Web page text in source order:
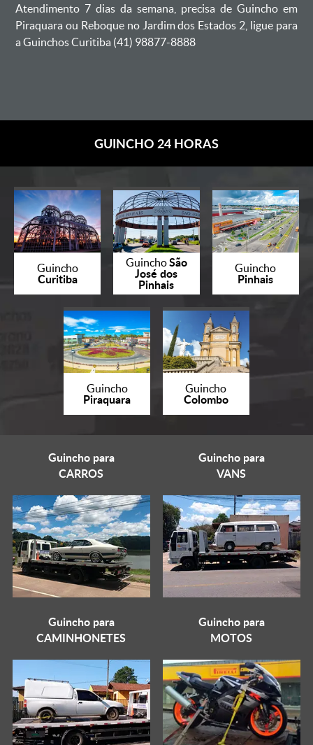
Atendimento 7 dias da semana, precisa de Guincho em
Piraquara ou Reboque no Jardim dos Estados 2, ligue para
a Guinchos Curitiba (41) 98877-8888
GUINCHO 24 HORAS
Guincho
Curitiba
GuinchoSão
José dos
Pinhais
Guincho
Pinhais
Guincho
Piraquara
Guincho
Colombo
Guincho para
CARROS
Guincho para
VANS
Guincho para
CAMINHONETES
Guincho para
MOTOS